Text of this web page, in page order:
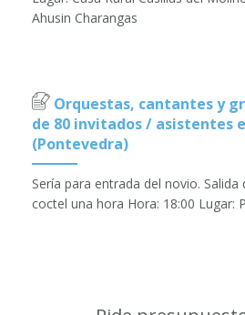
Ahusin Charangas
Orquestas, cantantes y
de 80 invitados / asistentes
(Pontevedra)
Sería para entrada del novio.
coctel una hora Hora: 18:00 Lugar: